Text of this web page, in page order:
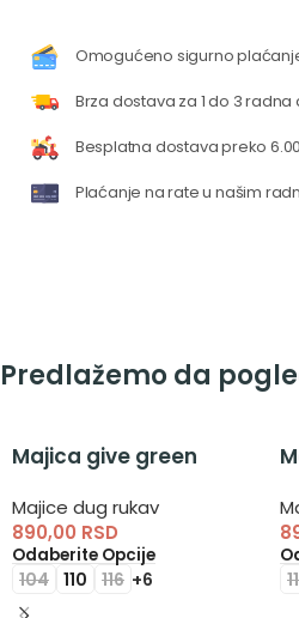
Omogućeno sigurno
Brza dostava za 1 do 3 radna
Besplatna dostava preko
Plaćanje na rate u našim
Predlažemo da
Majica give green
Majice dug rukav
890,00 RSD
Odaberite Opcije
104 110 116 +6